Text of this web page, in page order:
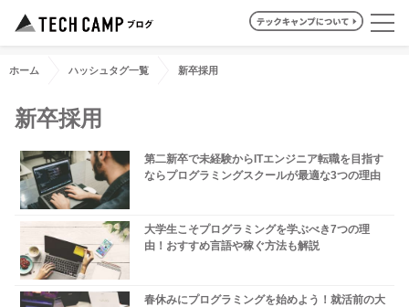
ホーム ハッシュタグ一覧 新卒採用
新卒採用
第二新卒で未経験からITエンジニア転職を目指す
ならプログラミングスクールが最適な3つの理由
大学生こそプログラミングを学ぶべき7つの理
由！おすすめ言語や稼ぐ方法も解説
春休みにプログラミングを始めよう！就活前の大